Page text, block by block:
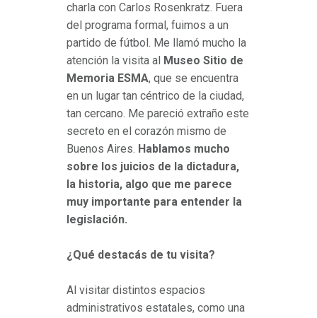
charla con Carlos Rosenkratz. Fuera
del programa formal, fuimos a un
partido de fútbol. Me llamó mucho la
atención la visita al Museo Sitio de
Memoria ESMA, que se encuentra
en un lugar tan céntrico de la ciudad,
tan cercano. Me pareció extraño este
secreto en el corazón mismo de
Buenos Aires. Hablamos mucho
sobre los juicios de la dictadura,
la historia, algo que me parece
muy importante para entender la
legislación.
¿Qué destacás de tu visita?
Al visitar distintos espacios
administrativos estatales, como una